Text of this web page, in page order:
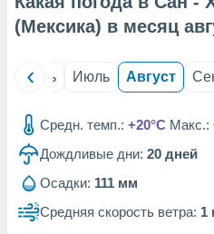
из
данных
(Мексика) в месяц
Июнь Июль Август
Средн. темп.: +20°C Макс.:
Дождливые дни: 20 дней
Осадки: 111 мм
Средняя скорость ветра: 1